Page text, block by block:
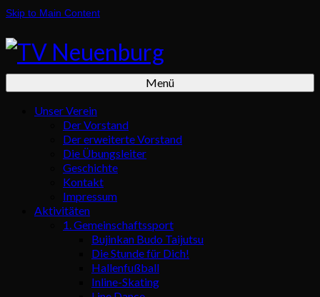
Skip to Main Content
Menü
Unser Verein
Der Vorstand
Der erweiterte Vorstand
Die Übungsleiter
Geschichte
Kontakt
Impressum
Aktivitäten
1. Gemeinschaftssport
Bujinkan Budo Taijutsu
Die Stunde für Dich!
Hallenfußball
Inline-Skating